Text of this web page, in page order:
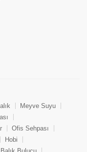
Meyve Suyu
Ofis Sehpası
Hobi